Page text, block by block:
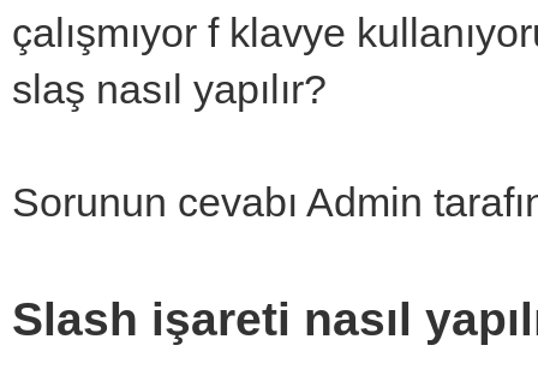
çalışmıyor f klavye
slaş nasıl yapılır?
Sorunun cevabı Admin
Slash işareti nasıl